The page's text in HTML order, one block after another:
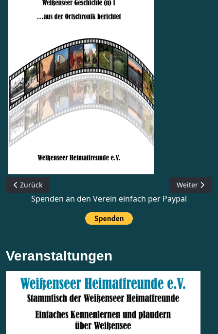
Vorheriger Beitrag: Zeittafel Heinersdorf
Zurück Nächster
Weiter
Spenden an den Verein einfach per Paypal
Veranstaltungen